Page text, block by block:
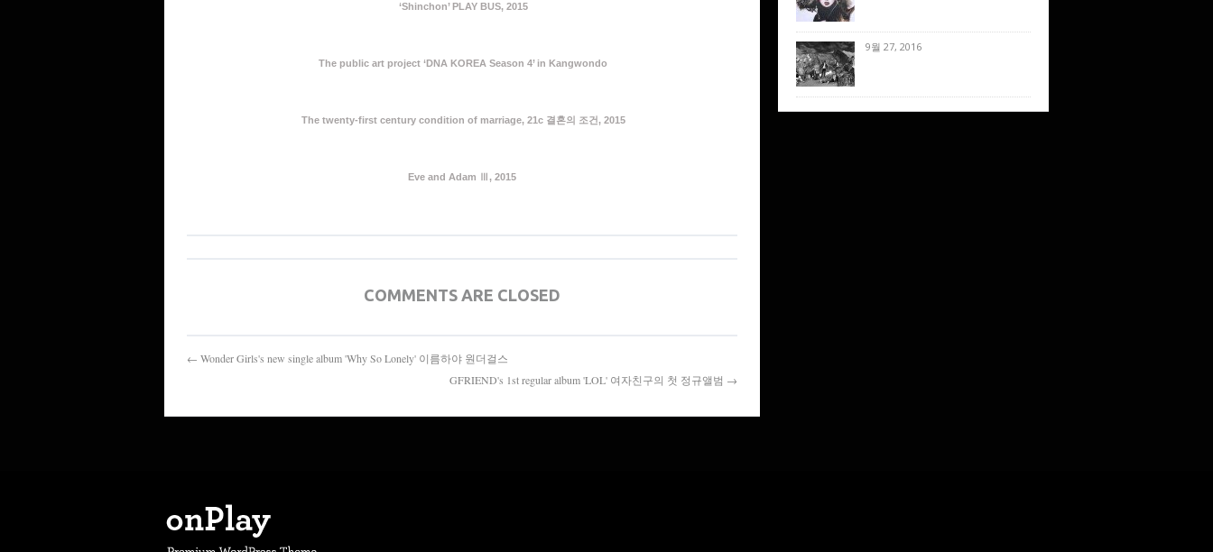
‘Shinchon’ PLAY BUS, 2015
The public art project ‘DNA KOREA Season 4’ in Kangwondo
The twenty-first century condition of marriage, 21c 결혼의 조건, 2015
Eve and Adam Ⅲ, 2015
COMMENTS ARE CLOSED
← Wonder Girls's new single album 'Why So Lonely' 이름하야 원더걸스
GFRIEND's 1st regular album 'LOL' 여자친구의 첫 정규앨범 →
9월 27, 2016